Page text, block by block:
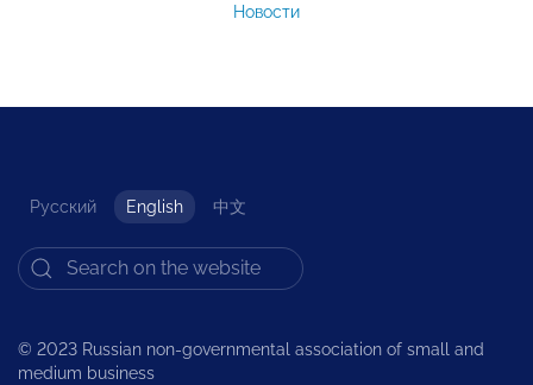
Новости
Русский English 中文
© 2023 Russian non-governmental association of small and
medium business